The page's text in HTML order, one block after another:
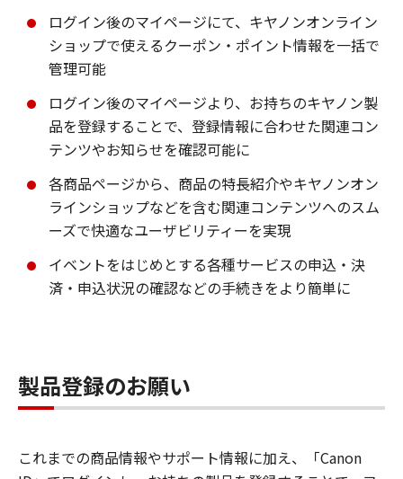
ログイン後のマイページにて、キヤノンオンライン
ショップで使えるクーポン・ポイント情報を一括で
管理可能
ログイン後のマイページより、お持ちのキヤノン製
品を登録することで、登録情報に合わせた関連コン
テンツやお知らせを確認可能に
各商品ページから、商品の特長紹介やキヤノンオン
ラインショップなどを含む関連コンテンツへのスム
ーズで快適なユーザビリティーを実現
イベントをはじめとする各種サービスの申込・決
済・申込状況の確認などの手続きをより簡単に
製品登録のお願い
これまでの商品情報やサポート情報に加え、「Canon